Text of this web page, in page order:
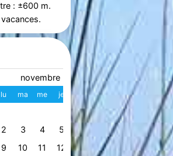
: ±600 m.
novembre 2026
lu ma me je ve sa
1
2
3 4 5 6
8
9
10 11 12 13 14
lu
50 7
51 14